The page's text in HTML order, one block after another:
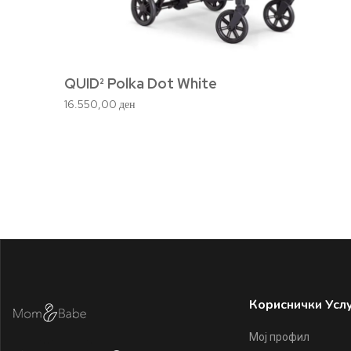
QUID² Polka Dot White
16.550,00ден
Кориснички
Мој профил